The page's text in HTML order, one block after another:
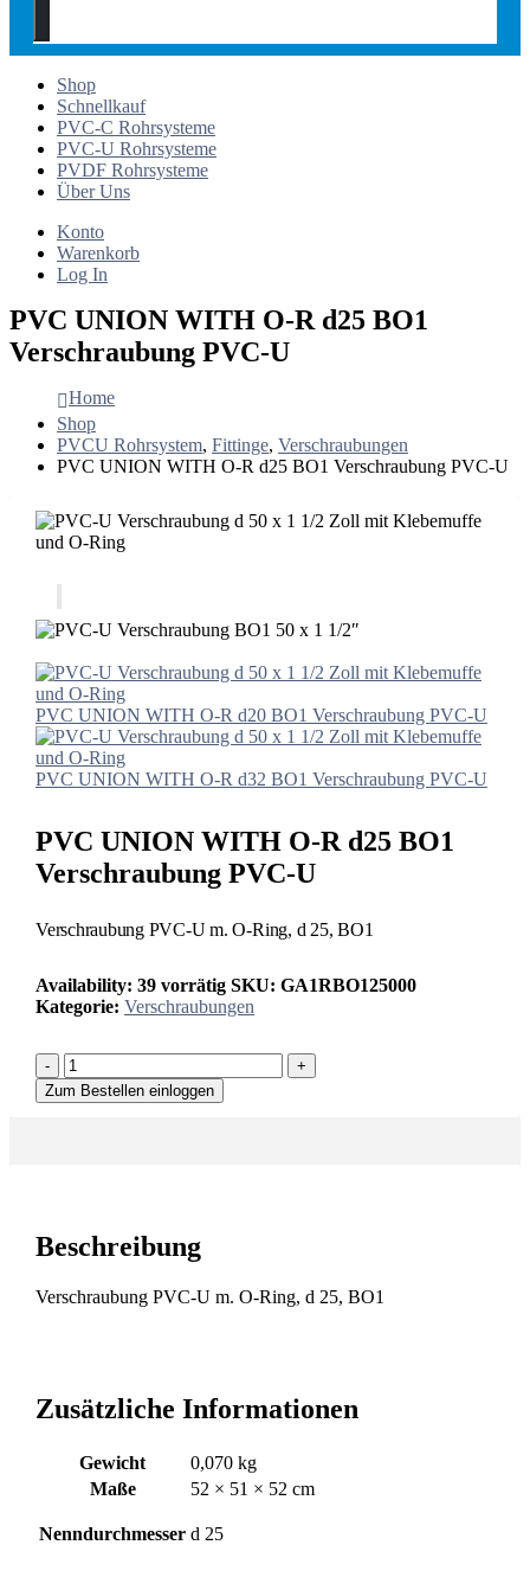
Shop
Schnellkauf
PVC-C Rohrsysteme
PVC-U Rohrsysteme
PVDF Rohrsysteme
Über Uns
Konto
Warenkorb
Log In
PVC UNION WITH O-R d25 BO1
Verschraubung PVC-U
Home
Shop
PVCU Rohrsystem, Fittinge, Verschraubungen
PVC UNION WITH O-R d25 BO1 Verschraubung PVC-U
PVC UNION WITH O-R d20 BO1 Verschraubung PVC-U
PVC UNION WITH O-R d32 BO1 Verschraubung PVC-U
PVC UNION WITH O-R d25 BO1
Verschraubung PVC-U
Verschraubung PVC-U m. O-Ring, d 25, BO1
Availability: 39 vorrätig SKU: GA1RBO125000
Kategorie: Verschraubungen
-
+
Zum Bestellen einloggen
Beschreibung
Verschraubung PVC-U m. O-Ring, d 25, BO1
Zusätzliche Informationen
Gewicht
0,070 kg
Maße
52 × 51 × 52 cm
Nenndurchmesser d 25